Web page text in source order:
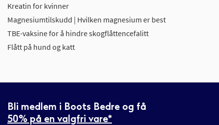
Kreatin for kvinner
Magnesiumtilskudd | Hvilken magnesium er best
TBE-vaksine for å hindre skogflåttencefalitt
Flått på hund og katt
Bli medlem i Boots Bedre og få
50% på en valgfri vare*